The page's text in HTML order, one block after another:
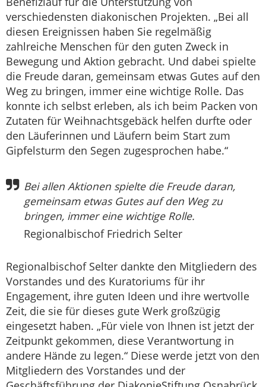
verschiedensten diakonischen Projekten. „Bei all
diesen Ereignissen haben Sie regelmäßig
zahlreiche Menschen für den guten Zweck in
Bewegung und Aktion gebracht. Und dabei spielte
die Freude daran, gemeinsam etwas Gutes auf den
Weg zu bringen, immer eine wichtige Rolle. Das
konnte ich selbst erleben, als ich beim Packen von
Zutaten für Weihnachtsgebäck helfen durfte oder
den Läuferinnen und Läufern beim Start zum
Gipfelsturm den Segen zugesprochen habe.“
Bei allen Aktionen spielte die Freude daran,
gemeinsam etwas Gutes auf den Weg zu
bringen, immer eine wichtige Rolle.
Regionalbischof Friedrich Selter
Regionalbischof Selter dankte den Mitgliedern des
Vorstandes und des Kuratoriums für ihr
Engagement, ihre guten Ideen und ihre wertvolle
Zeit, die sie für dieses gute Werk großzügig
eingesetzt haben. „Für viele von Ihnen ist jetzt der
Zeitpunkt gekommen, diese Verantwortung in
andere Hände zu legen.“ Diese werde jetzt von den
Mitgliedern des Vorstandes und der